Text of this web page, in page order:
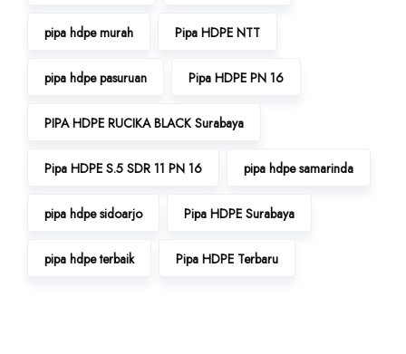
pipa hdpe murah Pipa HDPE NTT
pipa hdpe pasuruan Pipa HDPE PN 16
PIPA HDPE RUCIKA BLACK Surabaya
Pipa HDPE S.5 SDR 11 PN 16 pipa hdpe samarinda
pipa hdpe sidoarjo Pipa HDPE Surabaya
pipa hdpe terbaik Pipa HDPE Terbaru